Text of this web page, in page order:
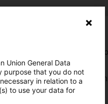
dão-lhe sempre o
sua aplicação
necessidade de stock:
Union General Data
purpose that you do not
in relation to a
to use your data for